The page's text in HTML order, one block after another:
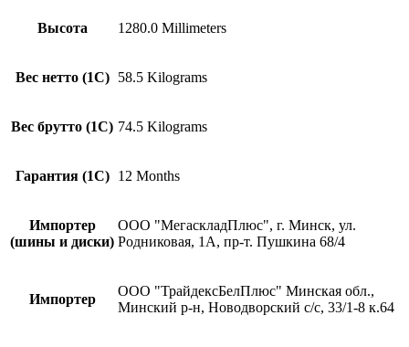
Высота 1280.0 Millimeters
Вес нетто (1С) 58.5 Kilograms
Вес брутто (1С) 74.5 Kilograms
Гарантия (1С) 12 Months
Импортер
(шины и диски)
ООО "МегаскладПлюс", г. Минск, ул.
Родниковая, 1А, пр-т. Пушкина 68/4
Импортер
ООО "ТрайдексБелПлюс" Минская обл.,
Минский р-н, Новодворский с/с, 33/1-8 к.64